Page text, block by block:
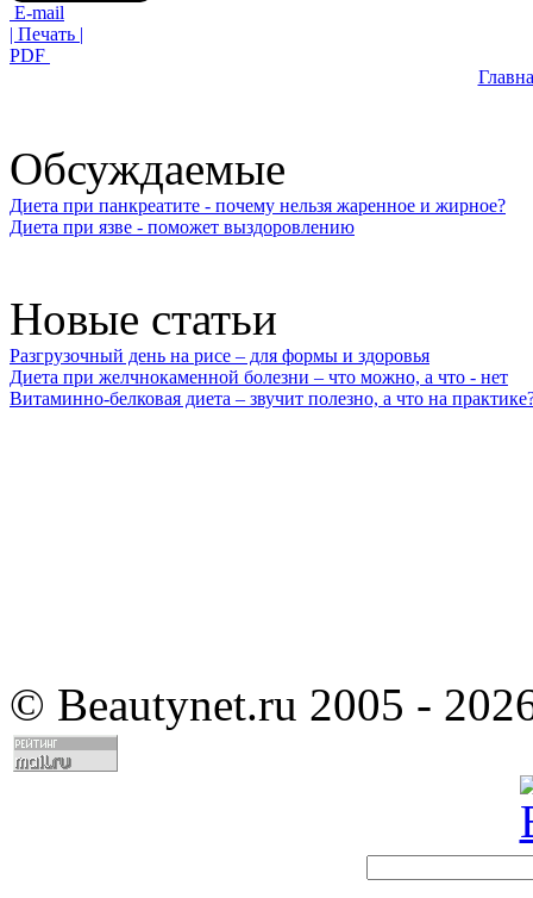
E-mail
| Печать |
PDF
Обсуждаемые
Диета при панкреатите - почему нельзя жаренное и жирное?
Диета при язве - поможет выздоровлению
Новые статьи
Разгрузочный день на рисе – для формы и здоровья
Диета при желчнокаменной болезни – что можно, а что - нет
Витаминно-белковая диета – звучит полезно, а что на
© Beautynet.ru 2005 -